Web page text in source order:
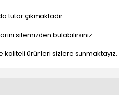
tutar çıkmaktadır.
sitemizden bulabilirsiniz.
kaliteli ürünleri sizlere sunmaktayız.